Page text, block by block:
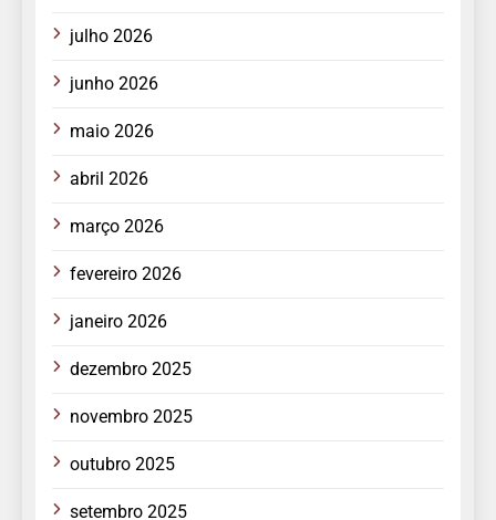
julho 2026
junho 2026
maio 2026
abril 2026
março 2026
fevereiro 2026
janeiro 2026
dezembro 2025
novembro 2025
outubro 2025
setembro 2025